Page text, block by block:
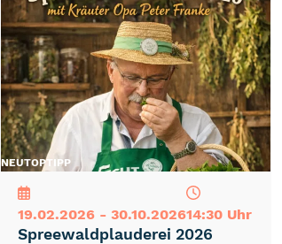
NEUTOPTIPP
19.02.2026 - 30.10.202614:30 Uhr
Spreewaldplauderei 2026